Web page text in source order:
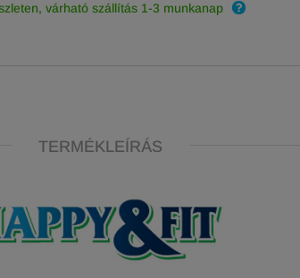
várható szállítás 1-3 munkanap
TERMÉKLEÍRÁS